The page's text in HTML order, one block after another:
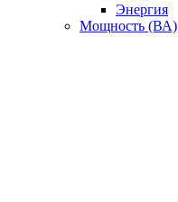
Энергия
Мощность (ВА)